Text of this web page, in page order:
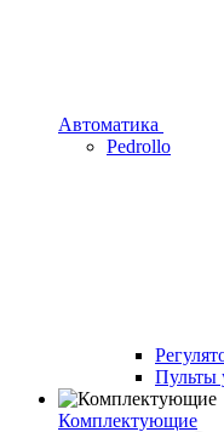
Автоматика
Pedrollo
Пульты
Комплектующие